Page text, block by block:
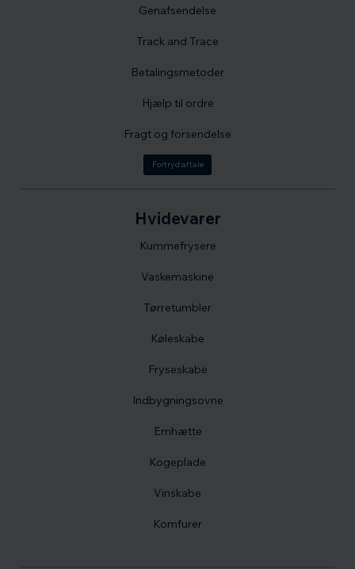
Hvidevarer
Kummefrysere
Vaskemaskine
Tørretumbler
Køleskabe
Fryseskabe
Indbygningsovne
Emhætte
Kogeplade
Vinskabe
Komfurer
Genafsendelse
Track and Trace
Betalingsmetoder
Hjælp til ordre
Fragt og forsendelse
Fortryd aftale